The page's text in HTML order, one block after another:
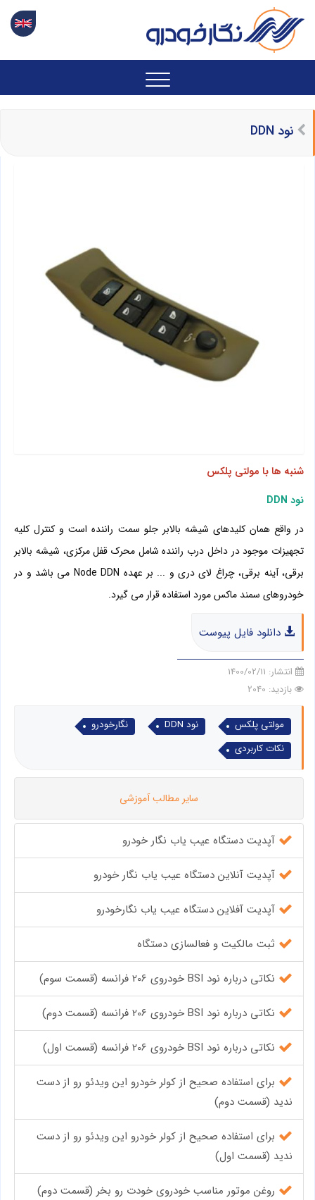
نود DDN
شنبه ها با مولتی پلکس
نود DDN
در واقع همان کلیدهای شیشه بالابر جلو سمت راننده است و کنترل کلیه
تجهیزات موجود در داخل درب راننده شامل محرک قفل مرکزی، شیشه بالابر
برقی، آینه برقی، چراغ لای دری و ... بر عهده Node DDN می باشد و در
خودروهای سمند ماکس مورد استفاده قرار می گیرد.
دانلود فایل پیوست
انتشار: 1400/02/11
بازدید: 2040
مولتی پلکس نود DDN
نگارخودرو
نکات کاربردی
سایر مطالب آموزشی
آپدیت دستگاه عیب یاب نگار خودرو
آپدیت آنلاین دستگاه عیب یاب نگار خودرو
آپدیت آفلاین دستگاه عیب یاب نگارخودرو
ثبت مالکیت و فعالسازی دستگاه
نکاتی درباره نود BSI خودروی 206 فرانسه (قسمت سوم)
نکاتی درباره نود BSI خودروی 206 فرانسه (قسمت دوم)
نکاتی درباره نود BSI خودروی 206 فرانسه (قسمت اول)
برای استفاده صحیح از کولر خودرو این ویدئو رو از دست
ندید (قسمت دوم)
برای استفاده صحیح از کولر خودرو این ویدئو رو از دست
ندید (قسمت اول)
روغن موتور مناسب خودروی خودت رو بخر (قسمت دوم)